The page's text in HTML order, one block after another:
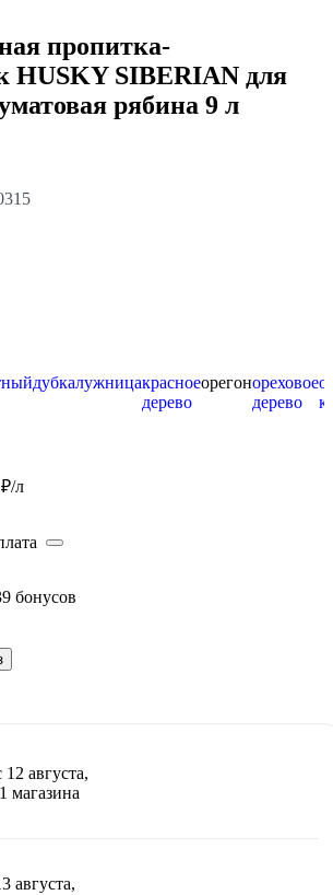
пропитка-
HUSKY SIBERIAN для
рябина 9 л
дубкалужницакрасное
дерево
орегонореховое
дерево
л
бонусов
12 августа,
магазина
августа,